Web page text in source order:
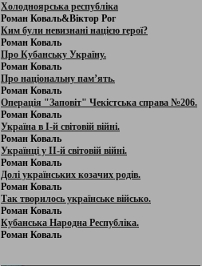
Холодноярська республіка
Роман Коваль&Віктор Рог
Ким були невизнані нацією герої?
Роман Коваль
Про Кубанську Україну.
Роман Коваль
Про національну пам’ять.
Роман Коваль
Операція "Заповіт" Чекістська справа №206.
Роман Коваль
Україна в І-й світовій війні.
Роман Коваль
Українці у ІІ-й світовій війні.
Роман Коваль
Долі українських козачих родів.
Роман Коваль
Так творилось українське військо.
Роман Коваль
Кубанська Народна Республіка.
Роман Коваль